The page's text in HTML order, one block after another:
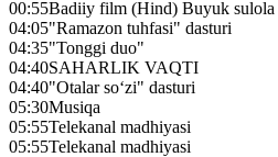
00:55Badiiy film (Hind) Buyuk sulola
04:05"Ramazon tuhfasi" dasturi
04:35"Tonggi duo"
04:40SAHARLIK VAQTI
04:40"Otalar so‘zi" dasturi
05:30Musiqa
05:55Telekanal madhiyasi
05:55Telekanal madhiyasi